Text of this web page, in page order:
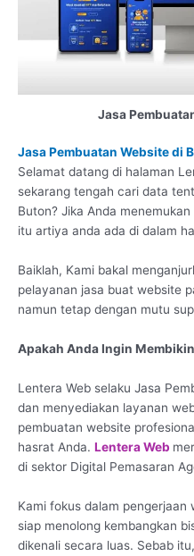
Jasa
Jasa Pembuatan Website di
Selamat datang di halaman
sekarang tengah cari data
Buton? Jika Anda
itu artiya anda ada di dalam
Baiklah, Kami bakal
pelayanan jasa buat website
namun tetap dengan mutu
Apakah Anda Ingin
Lentera Web selaku Jasa
dan menyediakan layanan
pembuatan website
hasrat Anda. Lentera Web
di sektor Digital Pemasaran
Kami fokus dalam
siap menolong kembangkan
dikenali secara luas. Sebab